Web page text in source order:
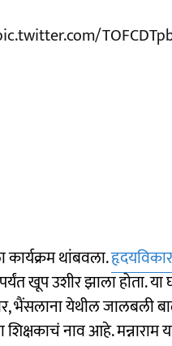
थांबवला.
खूप उशीर झाला होता.
भैंसलाना येथील जालबली
नाव आहे. मन्नाराम